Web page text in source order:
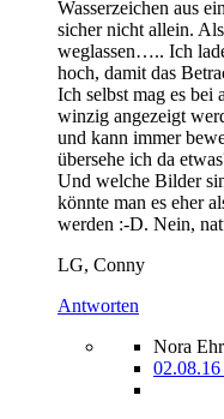
Wasserzeichen aus
sicher nicht allein.
weglassen….. Ich
hoch, damit das
Ich selbst mag es bei
winzig angezeigt
und kann immer
übersehe ich da
Und welche Bilder
könnte man es eher
werden :-D. Nein,
LG, Conny
Antworten
Nora